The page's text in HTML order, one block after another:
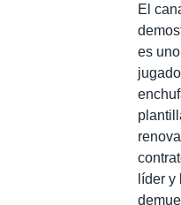
El
es
líder y